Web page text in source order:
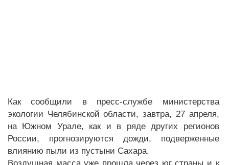
Как сообщили в пресс-службе министерства
экологии Челябинской области, завтра, 27 апреля,
на Южном Урале, как и в ряде других регионов
России, прогнозируются дожди, подверженные
влиянию пыли из пустыни Сахара.
Воздушная масса уже прошла через юг страны и к